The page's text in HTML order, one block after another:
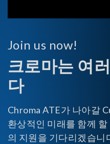
Join us now!
크로마는 여
다
Chroma ATE가 나아갈
환상적인 미래를 함께
의 지원을 기다리겠습니